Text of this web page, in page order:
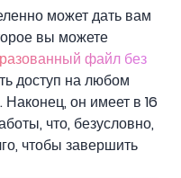
может дать вам
вы можете
файл без
доступ на любом
Наконец, он имеет в 16
что, безусловно,
чтобы завершить